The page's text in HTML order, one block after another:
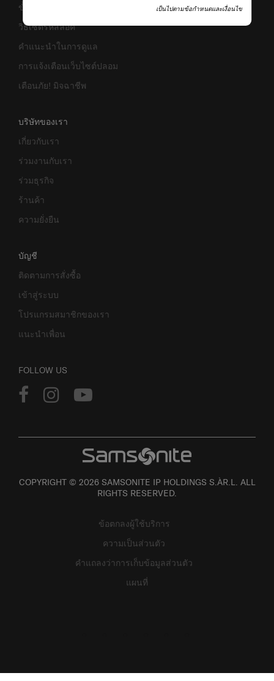
เป็นไปตามข้อกำหนดและเงื่อนไข
ขั้นตอนการผ่อนชำระ
วิธีเซ็ตรหัสล็อค
คำแนะนำในการดูแล
การแจ้งเตือนเว็บไซต์ปลอม
เตือนภัย! มิจฉาชีพ
บริษัทของเรา
เกี่ยวกับเรา
ร่วมงานกับเรา
ร่วมธุรกิจ
ร้านค้า
ความยั่งยืน
บัญชี
ติดตามการสั่งซื้อ
เข้าสู่ระบบ
โปรแกรมสมาชิกของเรา
แนะนำเพื่อน
FOLLOW US
COPYRIGHT © 2026 SAMSONITE IP HOLDINGS S.ÀR.L. ALL
RIGHTS RESERVED.
ข้อตกลงผู้ใช้บริการ
ความเป็นส่วนตัว
คำแถลงว่าการเก็บข้อมูลส่วนตัว
แผนที่